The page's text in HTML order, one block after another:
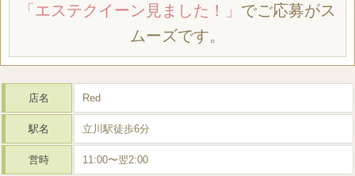
「エステクイーン見ました！」 でご応募がス
ムーズです。
店名 Red
駅名 立川駅徒歩6分
営時 11:00〜翌2:00